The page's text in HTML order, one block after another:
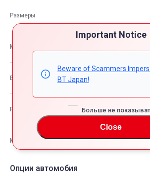
Important Notice
Beware of Scammers
BT Japan!
Больше не
Close
Размеры
М3
Вес автомобиля
Разрешенная максимальная масса
Максимальная грузоподъемность
Опции автомобия